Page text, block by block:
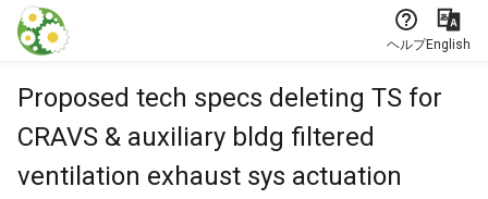
本文に飛ぶ
ヘルプEnglish
Proposed tech specs deleting TS for
CRAVS & auxiliary bldg filtered
ventilation exhaust sys actuation